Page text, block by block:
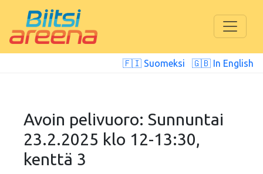
🇫🇮 Suomeksi 🇬🇧 In English
Avoin pelivuoro: Sunnuntai
23.2.2025 klo 12-13:30,
kenttä 3